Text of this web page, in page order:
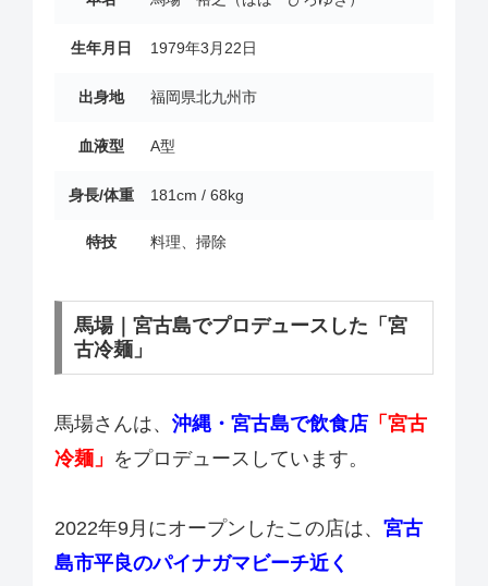
生年月日 1979年3月22日
出身地 福岡県北九州市
血液型 A型
身長/体重 181cm / 68kg
特技 料理、掃除
馬場｜宮古島でプロデュースした「宮
古冷麺」
馬場さんは、 沖縄・宮古島で飲食店 「宮古
冷麺」 をプロデュースしています。
2022年9月にオープンしたこの店は、 宮古
島市平良のパイナガマビーチ近く